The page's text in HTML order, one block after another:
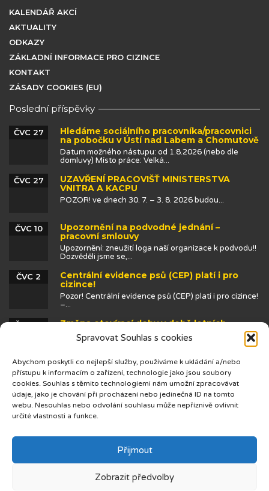
Spravovat Souhlas s cookies
Abychom poskytli co nejlepší služby, používáme k ukládání a/nebo
přístupu k informacím o zařízení, technologie jako jsou soubory
cookies. Souhlas s těmito technologiemi nám umožní zpracovávat
údaje, jako je chování při procházení nebo jedinečná ID na tomto
webu. Nesouhlas nebo odvolání souhlasu může nepříznivě ovlivnit
určité vlastnosti a funkce.
Přijmout
Zobrazit předvolby
KALENDÁŘ AKCÍ
AKTUALITY
ODKAZY
ZÁKLADNÍ INFORMACE PRO CIZINCE
KONTAKT
ZÁSADY COOKIES (EU)
Poslední příspěvky
Hledáme sociálního pracovníka/pracovnici
na pobočku v Ústí nad Labem a Chomutově
ČVC 27
Datum možného nástupu: od 1.8.2026 (nebo dle
domluvy) Místo práce: Velká...
UZAVŘENÍ PRACOVIŠŤ MINISTERSTVA
VNITRA A KACPU
ČVC 27
POZOR! ve dnech 30. 7. – 3. 8. 2026 budou...
Upozornění na podvodné jednání –
pracovní smlouvy
ČVC 10
Upozornění: zneužití loga naší organizace k podvodu!!
Dozvěděli jsme se,...
Centrální evidence psů (CEP) platí i pro
cizince!
ČVC 2
Pozor! Centrální evidence psů (CEP) platí i pro cizince!
–...
Změna otevírací doby v době letních
prázdnin
ČVN 25